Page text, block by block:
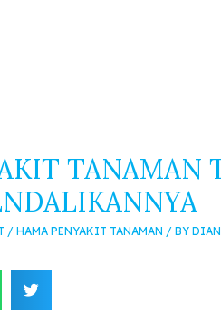
TANAMAN
/HAMA PENYAKIT TANAMAN / BY